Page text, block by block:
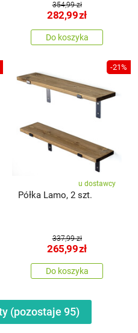
354,99 zł
282,99zł
Do koszyka
-21%
u dostawcy
Półka Lamo, 2 szt.
337,99 zł
265,99zł
Do koszyka
(pozostaje 95)